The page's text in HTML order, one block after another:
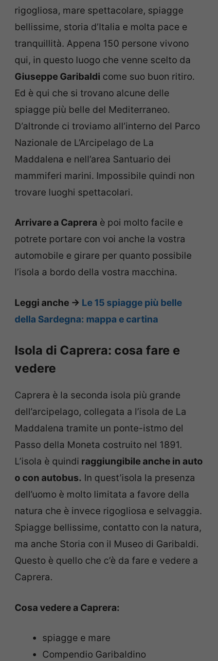
rigogliosa, mare spettacolare, spiagge
bellissime, storia d’Italia e molta pace e
tranquillità. Appena 150 persone vivono
qui, in questo luogo che venne scelto da
Giuseppe Garibaldi come suo buon ritiro.
Ed è qui che si trovano alcune delle
spiagge più belle del Mediterraneo.
D’altronde ci troviamo all’interno del Parco
Nazionale de L’Arcipelago de La
Maddalena e nell’area Santuario dei
mammiferi marini. Impossibile quindi non
trovare luoghi spettacolari.
Arrivare a Caprera è poi molto facile e
potrete portare con voi anche la vostra
automobile e girare per quanto possibile
l’isola a bordo della vostra macchina.
Leggi anche -> Le 15 spiagge più belle
della Sardegna: mappa e cartina
Isola di Caprera: cosa fare e
vedere
Caprera è la seconda isola più grande
dell’arcipelago, collegata a l’isola de La
Maddalena tramite un ponte-istmo del
Passo della Moneta costruito nel 1891.
L’isola è quindi raggiungibile anche in auto
o con autobus. In quest’isola la presenza
dell’uomo è molto limitata a favore della
natura che è invece rigogliosa e selvaggia.
Spiagge bellissime, contatto con la natura,
ma anche Storia con il Museo di Garibaldi.
Questo è quello che c’è da fare e vedere a
Caprera.
Cosa vedere a Caprera:
spiagge e mare
Compendio Garibaldino